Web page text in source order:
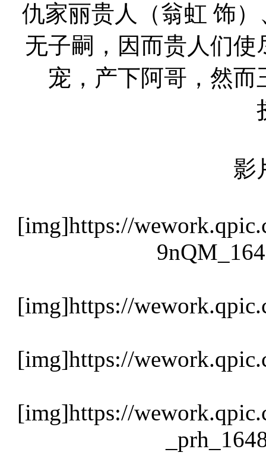
仇家丽贵人（翁虹 饰
无子嗣，因而贵人们
宠，产下阿哥，然
影
[img]https://
[img]https://
[img]https://
[img]https://